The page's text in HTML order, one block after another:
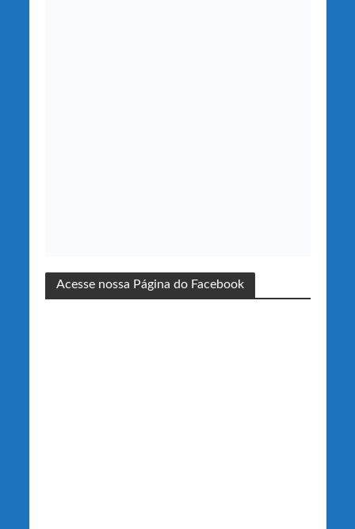
Acesse nossa Página do Facebook